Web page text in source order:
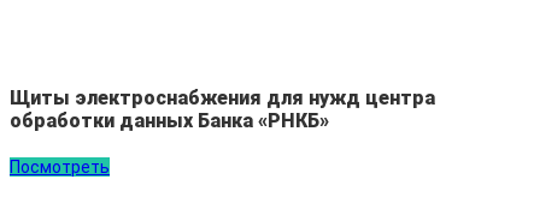
Щиты электроснабжения для нужд центра
обработки данных Банка «РНКБ»
Посмотреть